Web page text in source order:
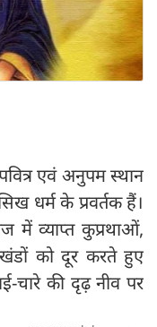
एवं अनुपम स्थान
धर्म के प्रवर्तक हैं।
में व्याप्त कुप्रथाओं,
को दूर करते हुए
चारे की दृढ़ नीव पर